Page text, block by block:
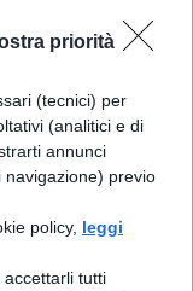
priorità
(tecnici) per
(analitici e di
annunci
navigazione) previo
policy, leggi
accettarli tutti
come prova
qualità di
Fox):
figura
mitologia
serial tv,